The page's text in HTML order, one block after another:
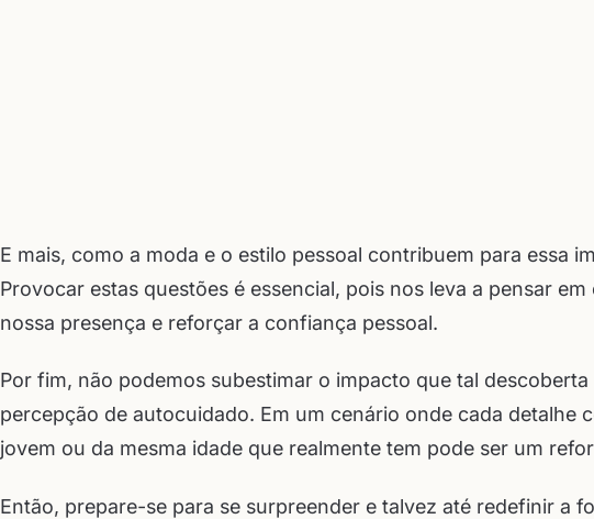
E mais, como a moda e o estilo pessoal contribuem para essa
Provocar estas questões é essencial, pois nos leva a pensar
nossa presença e reforçar a confiança pessoal.
Por fim, não podemos subestimar o impacto que tal
percepção de autocuidado. Em um cenário onde cada detalhe
jovem ou da mesma idade que realmente tem pode ser um
Então, prepare-se para se surpreender e talvez até redefinir a